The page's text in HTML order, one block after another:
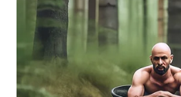
WN
BINJAI
WN
CIREBON